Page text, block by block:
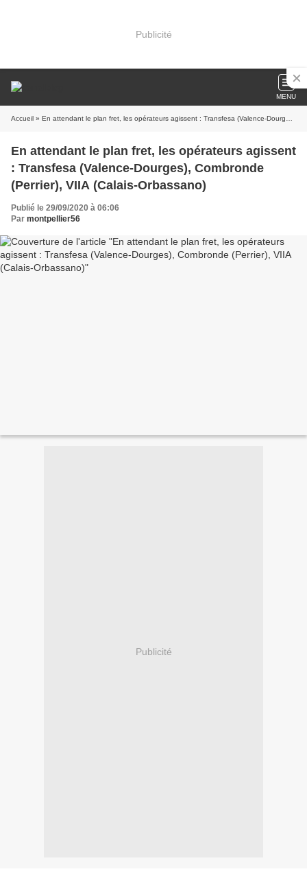
Publicité
MENU
Accueil » En attendant le plan fret, les opérateurs agissent : Transfesa (Valence-Dourges), Combronde (Perrier), VIIA (Calais-Orbassano)
En attendant le plan fret, les opérateurs agissent
: Transfesa (Valence-Dourges), Combronde
(Perrier), VIIA (Calais-Orbassano)
Publié le 29/09/2020 à 06:06
Par montpellier56
Publicité